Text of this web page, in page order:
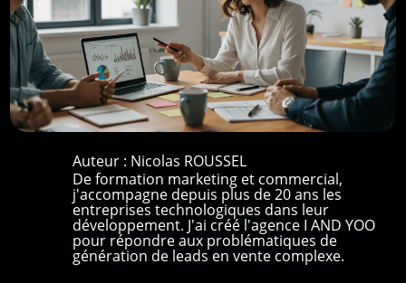
Auteur : Nicolas ROUSSEL
De formation marketing et commercial,
j'accompagne depuis plus de 20 ans les
entreprises technologiques dans leur
développement. J'ai créé l'agence I AND YOO
pour répondre aux problématiques de
génération de leads en vente complexe.